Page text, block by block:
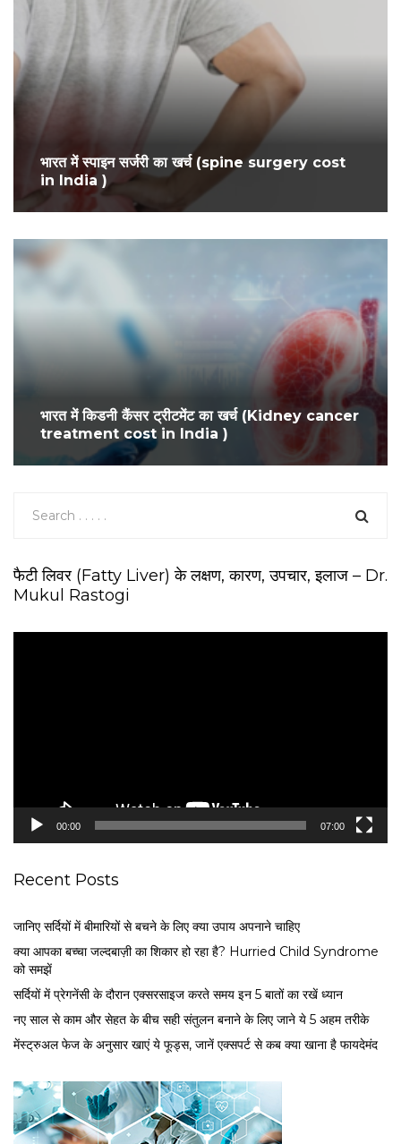
भारत में स्पाइन सर्जरी का खर्च (spine surgery cost
in India )
भारत में किडनी कैंसर ट्रीटमेंट का खर्च (Kidney cancer
treatment cost in India )
फैटी लिवर (Fatty Liver) के लक्षण, कारण, उपचार, इलाज – Dr.
Mukul Rastogi
00:00 07:00
Recent Posts
जानिए सर्दियों में बीमारियों से बचने के लिए क्या उपाय अपनाने चाहिए
क्या आपका बच्चा जल्दबाज़ी का शिकार हो रहा है? Hurried Child Syndrome
को समझें
सर्द‍ियों में प्रेगनेंसी के दौरान एक्सरसाइज करते समय इन 5 बातों का रखें ध्यान
नए साल से काम और सेहत के बीच सही संतुलन बनाने के लिए जाने ये 5 अहम तरीके
मेंस्ट्रुअल फेज के अनुसार खाएं ये फूड्स, जानें एक्सपर्ट से कब क्या खाना है फायदेमंद